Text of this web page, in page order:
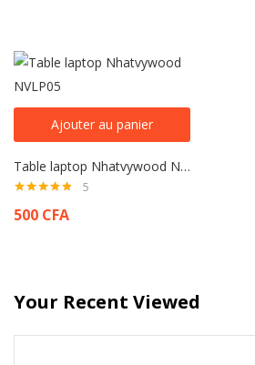
Ajouter au panier
Table laptop Nhatvywood NVLP05
sur 5
5
500 CFA
Your Recent Viewed